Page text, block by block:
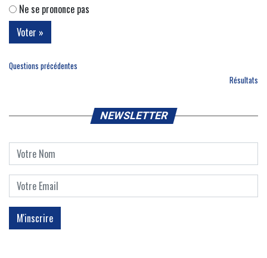
Ne se prononce pas
Questions précédentes
Résultats
NEWSLETTER